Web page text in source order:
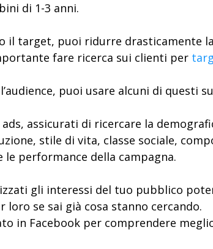
di 1-3 anni.
il target, puoi ridurre drasticamente
fare ricerca sui clienti per
puoi usare alcuni di questi
assicurati di ricercare la
stile di vita, classe sociale,
performance della campagna.
gli interessi del tuo pubblico
se sai già cosa stanno cercando.
in Facebook per comprendere